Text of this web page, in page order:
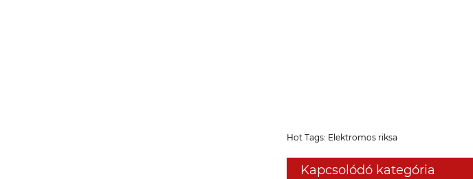
Hot Tags: Elektromos riksa
Kapcsolódó kategória